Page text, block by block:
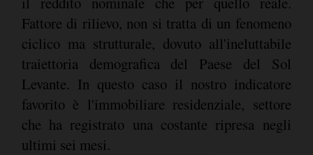
Fattore di rilievo, non si tratta di un fenomeno
ciclico ma strutturale, dovuto all'ineluttabile
traiettoria demografica del Paese del Sol
Levante. In questo caso il nostro indicatore
favorito è l'immobiliare residenziale, settore
che ha registrato una costante ripresa negli
ultimi sei mesi.